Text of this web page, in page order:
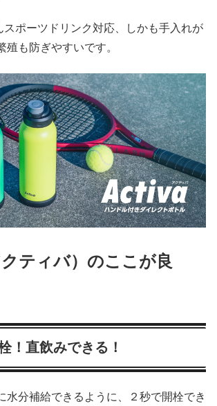
スポーツドリンク対応、しかも手入れが
殖も防ぎやすいです。
ティバ）のここが良
！直飲みできる！
分補給できるように、２秒で開栓でき